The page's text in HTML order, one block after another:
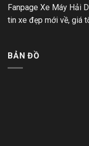
Fanpage Xe Máy Hải
tin xe đẹp mới về, giá
BẢN ĐỒ